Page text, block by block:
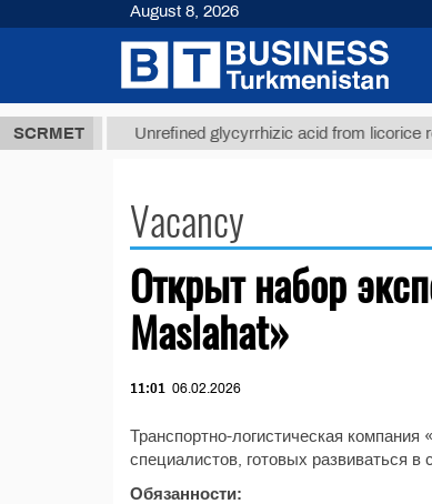
SCRMET
ТМТ Unrefined glycyrrhizic acid from licorice
Vacancy
Открыт набор
Maslahat»
11:01 06.02.2026
Транспортно-логистическая
специалистов, готовых развиваться в
Обязанности:
August 8, 2026